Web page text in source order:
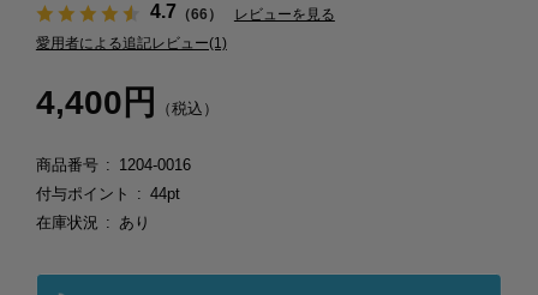
4.7 （66）
レビューを見る
愛用者による追記レビュー(1)
4,400円 （税込）
商品番号
1204-0016
付与ポイント
44pt
在庫状況
あり